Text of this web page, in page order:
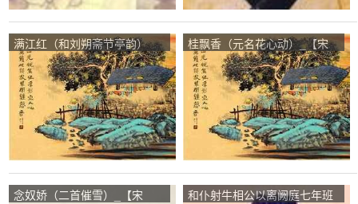
满江红（和刘朔斋节亭韵）
_【宋朝】_【李公昴】
桂飘香（元名花心动）_【宋
朝】_【曹冠】
念奴娇（二首催雪）_【宋
和仆射牛相公以离阙庭七年班